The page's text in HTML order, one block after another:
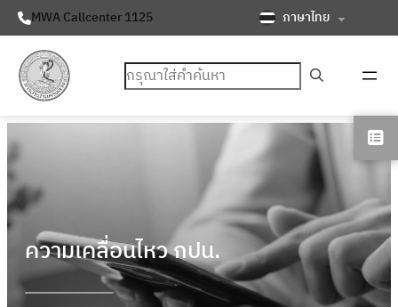
MWA Callcenter 1125 ภาษาไทย
ค้นหา
ความเคลื่อนไหว กปน.